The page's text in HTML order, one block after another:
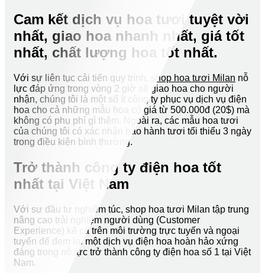
Cam kết dịch vụ hoa tươi tuyệt vời
nhất, giao hoa nhanh nhất, giá tốt
nhất, chất lượng hoa tốt nhất.
Với sự liên tục cải tiến quy trình, shop hoa tươi Milan nỗ
lực đáp ứng trong vòng 2 giờ sẽ giao hoa cho người
nhận, chúng tôi là một số ít công ty phục vụ dịch vụ điện
hoa cho cả những mẫu hoa có giá từ 500.000đ (20$) mà
không có phụ phí gì thêm. Ngoài ra, các mẫu hoa tươi
của chúng tôi có xác nhận bảo hành tươi tối thiểu 3 ngày
trong điều kiện bình thường.
Trở thành công ty điện hoa tốt
nhất tại Việt Nam
Với sự đầu tư nghiêm túc, shop hoa tươi Milan tập trung
nâng cao trải nghiệm người dùng (Customer
Experience) kể cả trên môi trường trực tuyến và ngoại
tuyến để đem lại một dịch vụ điện hoa hoàn hảo xứng
đáng trong nỗ lực trở thành công ty điện hoa số 1 tại Việt
Nam.